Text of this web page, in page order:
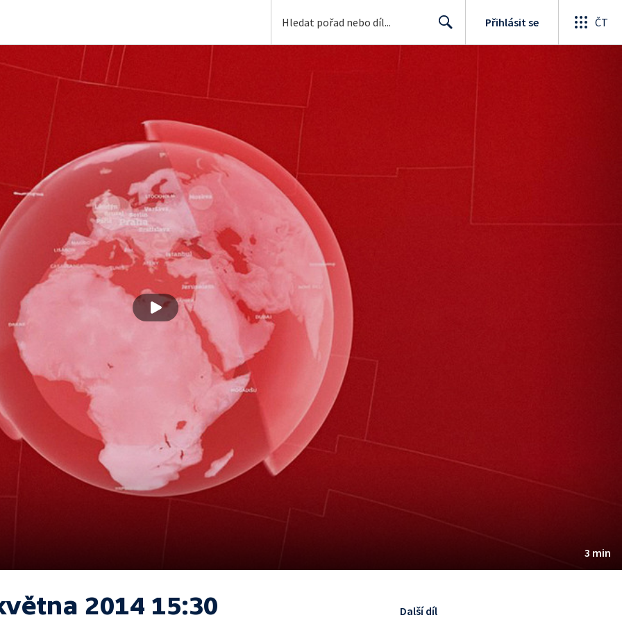
Přihlásit se ČT
3 min
2014 15:30 Další díl